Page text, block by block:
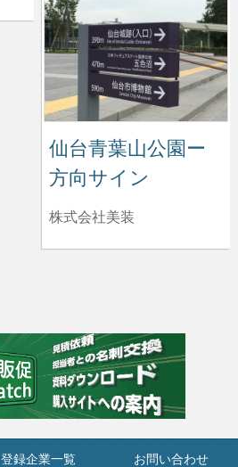
仙台青葉山公園ー
方向サイン
株式会社美装
登録企業一覧 お問い合わせ